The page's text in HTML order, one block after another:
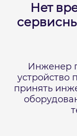
Нет
Инженер
устройство
принять